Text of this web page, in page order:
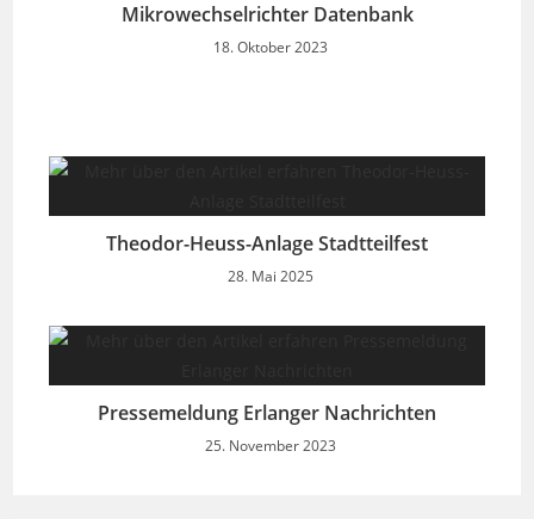
Mikrowechselrichter Datenbank
18. Oktober 2023
Theodor-Heuss-Anlage Stadtteilfest
28. Mai 2025
Pressemeldung Erlanger Nachrichten
25. November 2023